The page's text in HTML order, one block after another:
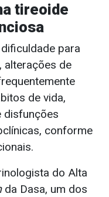
tireoide
para
alterações de
de vida,
disfunções
conforme
do Alta
da Dasa, um dos